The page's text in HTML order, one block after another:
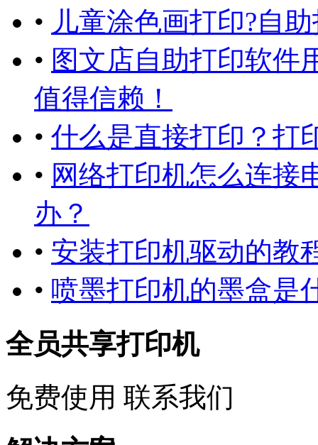
• 儿童涂色画打印?自
• 图文店自助打印软件
值得信赖！
• 什么是直接打印？打
• 网络打印机怎么连接
办？
• 安装打印机驱动的教
• 喷墨打印机的墨盒是
全员共享打印机
免费使用 联系我们